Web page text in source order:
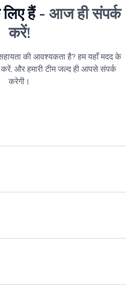
हैं - आज ही संपर्क
करें!
की आवश्यकता है? हम यहाँ मदद के
और हमारी टीम जल्द ही आपसे संपर्क
करेगी।